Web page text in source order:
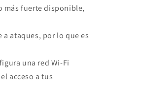
más fuerte disponible,
a ataques, por lo que es
una red Wi-Fi
acceso a tus